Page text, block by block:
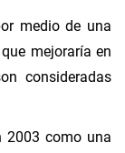
medio de una
mejoraría en
consideradas
2003 como una